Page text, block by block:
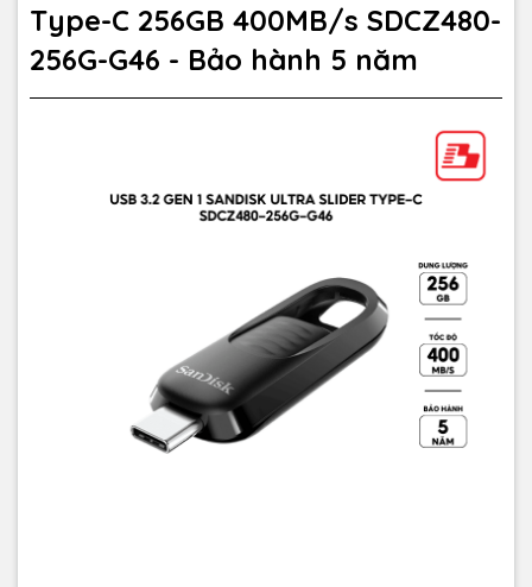
Type-C 256GB 400MB/s SDCZ480-
256G-G46 - Bảo hành 5 năm
Chất liệu Nhựa
Màu sắc Đen